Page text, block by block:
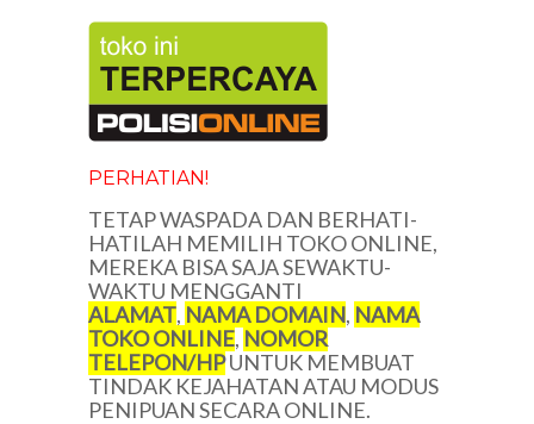
PERHATIAN!
TETAP WASPADA DAN BERHATI-
HATILAH MEMILIH TOKO ONLINE,
MEREKA BISA SAJA SEWAKTU-
WAKTU MENGGANTI
ALAMAT, NAMA DOMAIN, NAMA
TOKO ONLINE, NOMOR
TELEPON/HPUNTUK MEMBUAT
TINDAK KEJAHATAN ATAU MODUS
PENIPUAN SECARA ONLINE.